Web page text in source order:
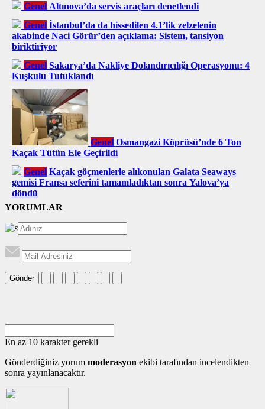
Genel Altınova’da servis araçları denetlendi
Genel İstanbul’da da hissedilen 4.1’lik zelzelenin
akabinde Naci Görür’den açıklama: Sistem, tansiyon
biriktiriyor
Genel Sakarya’da Nakliye Dolandırıcılığı Operasyonu: 4
Kuşkulu Tutuklandı
Genel Osmangazi Köprüsü’nde 6 Ton
Kaçak Tütün Ele Geçirildi
Genel Kaçak göçmenlerle alıkonulan Galata Seaways
gemisi Fransa seferini tamamladıktan sonra Yalova’ya
döndü
YORUMLAR
Gönder
En az 10 karakter gerekli
Gönderdiğiniz yorum moderasyon ekibi tarafından incelendikten
sonra yayınlanacaktır.